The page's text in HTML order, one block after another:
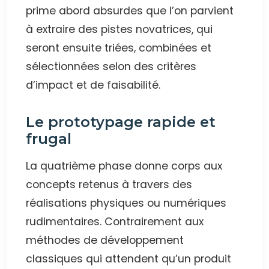
prime abord absurdes que l’on parvient
à extraire des pistes novatrices, qui
seront ensuite triées, combinées et
sélectionnées selon des critères
d’impact et de faisabilité.
Le prototypage rapide et
frugal
La quatrième phase donne corps aux
concepts retenus à travers des
réalisations physiques ou numériques
rudimentaires. Contrairement aux
méthodes de développement
classiques qui attendent qu’un produit